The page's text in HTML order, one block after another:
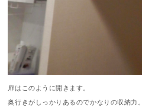
扉はこのように開きます。
奥行きがしっかりあるのでかなりの収納力。